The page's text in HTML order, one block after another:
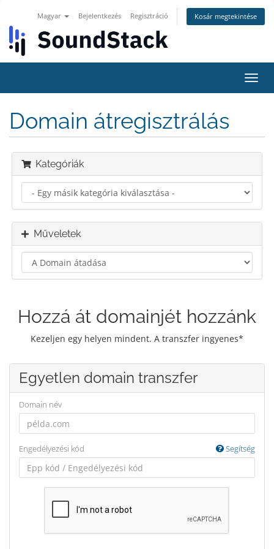
Magyar Bejelentkezés Regisztráció Kosár megtekintése
a
Domain átregisztrálás
Kategóriák
Műveletek
Hozzá át domainjét hozzánk
Kezeljen egy helyen mindent. A transzfer ingyenes*
Egyetlen domain transzfer
Domain név
Engedélyezési kód Segítség